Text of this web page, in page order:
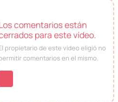
comentarios están
para este vídeo.
propietario de este vídeo eligió no
comentarios en el mismo.